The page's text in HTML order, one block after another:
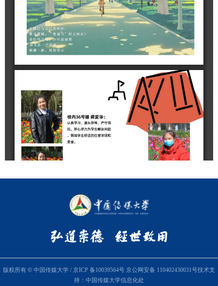
版权所有 © 中国传媒大学 /京ICP 备10039564号 京公网安备 110402430031号技术支
持：中国传媒大学信息化处